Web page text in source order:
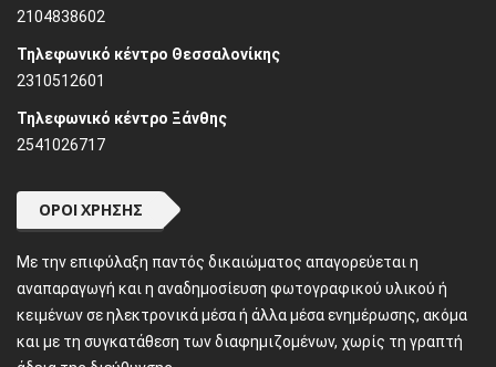
2104838602
Τηλεφωνικό κέντρο Θεσσαλονίκης
2310512601
Τηλεφωνικό κέντρο Ξάνθης
2541026717
ΌΡΟΙ ΧΡΉΣΗΣ
Mε την επιφύλαξη παντός δικαιώματος απαγορεύεται η
αναπαραγωγή και η αναδημοσίευση φωτογραφικού υλικού ή
κειμένων σε ηλεκτρονικά μέσα ή άλλα μέσα ενημέρωσης, ακόμα
και με τη συγκατάθεση των διαφημιζομένων, χωρίς τη γραπτή